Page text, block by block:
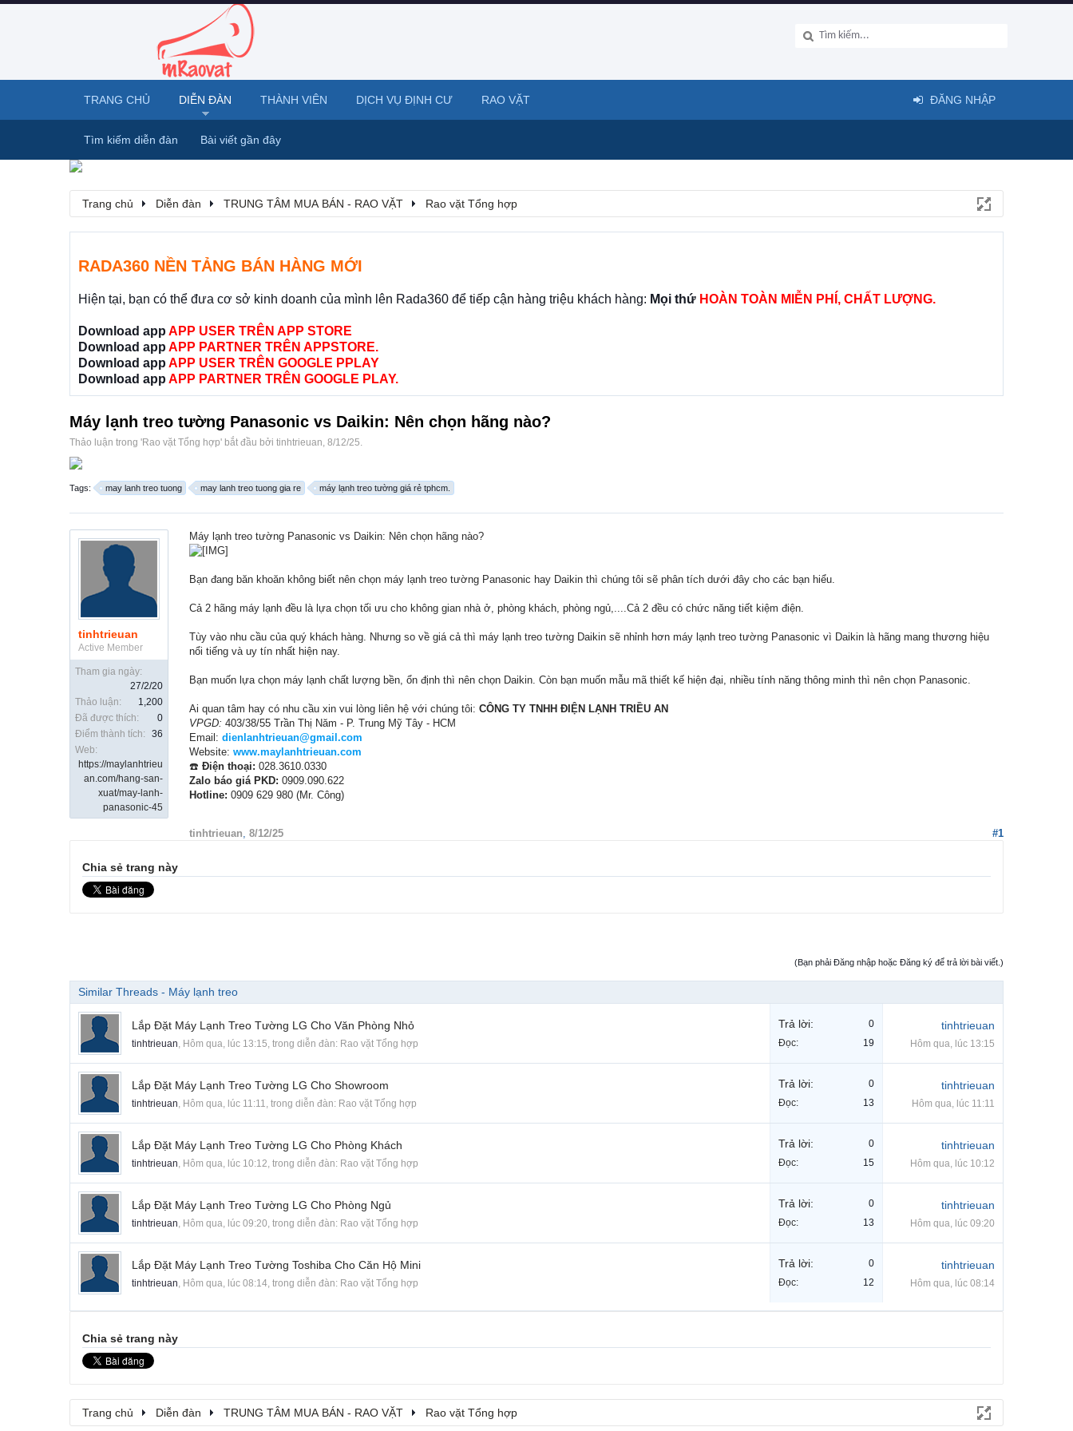
Trang chủ Diễn đàn TRUNG TÂM MUA BÁN - RAO VẶT Rao vặt Tổng hợp
RADA360 NỀN TẢNG BÁN HÀNG MỚI
Hiện tại, bạn có thể đưa cơ sở kinh doanh của mình lên Rada360 để tiếp cận hàng triệu khách hàng: Mọi thứ HOÀN TOÀN MIỄN PHÍ, CHẤT LƯỢNG.
Download app APP USER TRÊN APP STORE
Download app APP PARTNER TRÊN APPSTORE.
Download app APP USER TRÊN GOOGLE PPLAY
Download app APP PARTNER TRÊN GOOGLE PLAY.
Máy lạnh treo tường Panasonic vs Daikin: Nên chọn hãng nào?
Thảo luận trong 'Rao vặt Tổng hợp' bắt đầu bởi tinhtrieuan, 8/12/25.
Tags: may lanh treo tuong may lanh treo tuong gia re máy lạnh treo tường giá rẻ tphcm.
tinhtrieuan
Active Member
Tham gia ngày:
27/2/20
Thảo luận:
1,200
Đã được thích:
0
Điểm thành tích:
36
Web:
https://maylanhtrieu
an.com/hang-san-
xuat/may-lanh-
panasonic-45
Máy lạnh treo tường Panasonic vs Daikin: Nên chọn hãng nào?
Bạn đang băn khoăn không biết nên chọn máy lạnh treo tường Panasonic hay Daikin thì chúng tôi sẽ phân tích dưới đây cho các bạn hiểu.
Cả 2 hãng máy lạnh đều là lựa chọn tối ưu cho không gian nhà ở, phòng khách, phòng ngủ,....Cả 2 đều có chức năng tiết kiệm điện.
Tùy vào nhu cầu của quý khách hàng. Nhưng so về giá cả thì máy lạnh treo tường Daikin sẽ nhỉnh hơn máy lạnh treo tường Panasonic vì Daikin là hãng mang thương hiệu
nổi tiếng và uy tín nhất hiện nay.
Bạn muốn lựa chọn máy lạnh chất lượng bền, ổn định thì nên chọn Daikin. Còn bạn muốn mẫu mã thiết kế hiện đại, nhiều tính năng thông minh thì nên chọn Panasonic.
Ai quan tâm hay có nhu cầu xin vui lòng liên hệ với chúng tôi: CÔNG TY TNHH ĐIỆN LẠNH TRIỀU AN
VPGD: 403/38/55 Trần Thị Năm - P. Trung Mỹ Tây - HCM
Email: dienlanhtrieuan@gmail.com
Website: www.maylanhtrieuan.com
☎️ Điện thoại: 028.3610.0330
Zalo báo giá PKD: 0909.090.622
Hotline: 0909 629 980 (Mr. Công)
tinhtrieuan, 8/12/25 #1
Chia sẻ trang này
(Bạn phải Đăng nhập hoặc Đăng ký để trả lời bài viết.)
Similar Threads - Máy lạnh treo
Lắp Đặt Máy Lạnh Treo Tường LG Cho Văn Phòng Nhỏ
tinhtrieuan, Hôm qua, lúc 13:15, trong diễn đàn: Rao vặt Tổng hợp
Trả lời:
0
Đọc:
19
tinhtrieuan
Hôm qua, lúc 13:15
Lắp Đặt Máy Lạnh Treo Tường LG Cho Showroom
tinhtrieuan, Hôm qua, lúc 11:11, trong diễn đàn: Rao vặt Tổng hợp
Trả lời:
0
Đọc:
13
tinhtrieuan
Hôm qua, lúc 11:11
Lắp Đặt Máy Lạnh Treo Tường LG Cho Phòng Khách
tinhtrieuan, Hôm qua, lúc 10:12, trong diễn đàn: Rao vặt Tổng hợp
Trả lời:
0
Đọc:
15
tinhtrieuan
Hôm qua, lúc 10:12
Lắp Đặt Máy Lạnh Treo Tường LG Cho Phòng Ngủ
tinhtrieuan, Hôm qua, lúc 09:20, trong diễn đàn: Rao vặt Tổng hợp
Trả lời:
0
Đọc:
13
tinhtrieuan
Hôm qua, lúc 09:20
Lắp Đặt Máy Lạnh Treo Tường Toshiba Cho Căn Hộ Mini
tinhtrieuan, Hôm qua, lúc 08:14, trong diễn đàn: Rao vặt Tổng hợp
Trả lời:
0
Đọc:
12
tinhtrieuan
Hôm qua, lúc 08:14
Chia sẻ trang này
Trang chủ Diễn đàn TRUNG TÂM MUA BÁN - RAO VẶT Rao vặt Tổng hợp
TRANG CHỦ DIỄN ĐÀN
Tìm kiếm diễn đàn Bài viết gần đây
THÀNH VIÊN DỊCH VỤ ĐỊNH CƯ RAO VẶT ĐĂNG NHẬP